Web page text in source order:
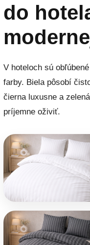
do
V hoteloch sú
farby. Biela pôsobí
čierna luxusne a
príjemne oživiť.